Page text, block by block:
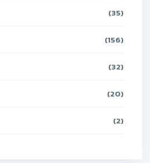
(35)
(156)
(32)
(20)
(2)